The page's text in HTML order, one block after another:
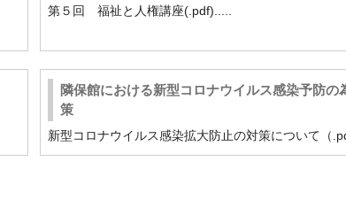
第５回 福祉と人権講座(.pdf).....
隣保館における新型コロナウイルス感染予防の
策
新型コロナウイルス感染拡大防止の対策について（